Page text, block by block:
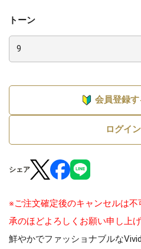
トーン
会員登録す
ログイ
シェア
※ご注文確定後のキャンセルは
承のほどよろしくお願い申し上げ
鮮やかでファッショナブルな